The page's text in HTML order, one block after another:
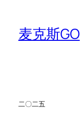
麦克斯GO
二〇二五